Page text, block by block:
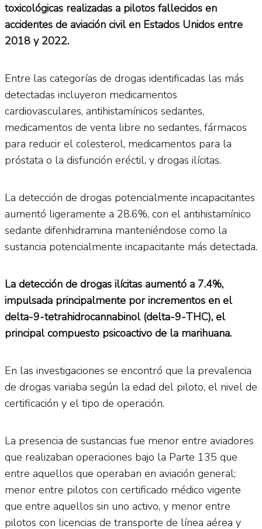
toxicológicas realizadas a pilotos fallecidos en
accidentes de aviación civil en Estados Unidos entre
2018 y 2022.
Entre las categorías de drogas identificadas las más
detectadas incluyeron medicamentos
cardiovasculares, antihistamínicos sedantes,
medicamentos de venta libre no sedantes, fármacos
para reducir el colesterol, medicamentos para la
próstata o la disfunción eréctil, y drogas ilícitas.
La detección de drogas potencialmente incapacitantes
aumentó ligeramente a 28.6%, con el antihistamínico
sedante difenhidramina manteniéndose como la
sustancia potencialmente incapacitante más detectada.
La detección de drogas ilícitas aumentó a 7.4%,
impulsada principalmente por incrementos en el
delta-9-tetrahidrocannabinol (delta-9-THC), el
principal compuesto psicoactivo de la marihuana.
En las investigaciones se encontró que la prevalencia
de drogas variaba según la edad del piloto, el nivel de
certificación y el tipo de operación.
La presencia de sustancias fue menor entre aviadores
que realizaban operaciones bajo la Parte 135 que
entre aquellos que operaban en aviación general;
menor entre pilotos con certificado médico vigente
que entre aquellos sin uno activo, y menor entre
pilotos con licencias de transporte de línea aérea y